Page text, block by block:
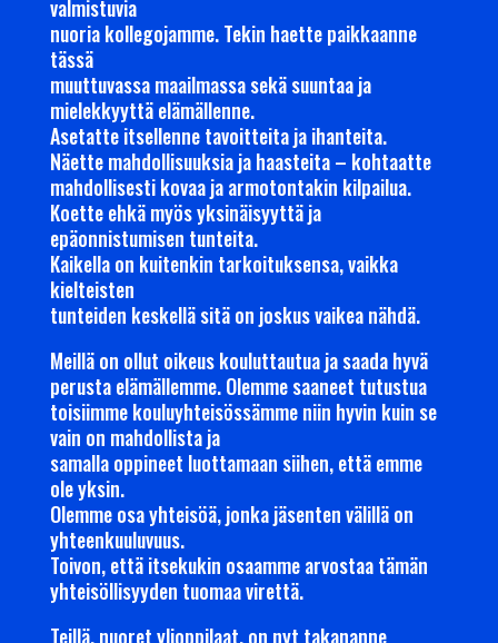
valmistuvia
nuoria kollegojamme. Tekin haette paikkaanne
tässä
muuttuvassa maailmassa sekä suuntaa ja
mielekkyyttä elämällenne.
Asetatte itsellenne tavoitteita ja ihanteita.
Näette mahdollisuuksia ja haasteita – kohtaatte
mahdollisesti kovaa ja armotontakin kilpailua.
Koette ehkä myös yksinäisyyttä ja
epäonnistumisen tunteita.
Kaikella on kuitenkin tarkoituksensa, vaikka
kielteisten
tunteiden keskellä sitä on joskus vaikea nähdä.
Meillä on ollut oikeus kouluttautua ja saada hyvä
perusta elämällemme. Olemme saaneet tutustua
toisiimme kouluyhteisössämme niin hyvin kuin se
vain on mahdollista ja
samalla oppineet luottamaan siihen, että emme
ole yksin.
Olemme osa yhteisöä, jonka jäsenten välillä on
yhteenkuuluvuus.
Toivon, että itsekukin osaamme arvostaa tämän
yhteisöllisyyden tuomaa virettä.
Teillä, nuoret ylioppilaat, on nyt takananne